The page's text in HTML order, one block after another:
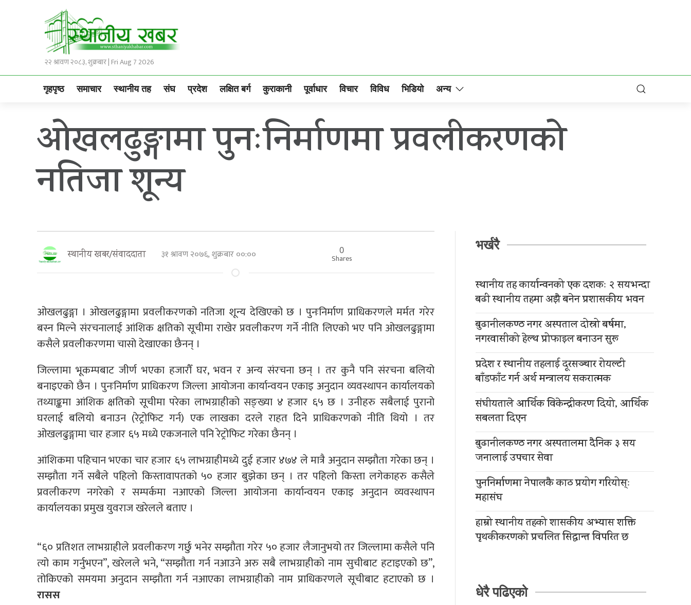
२२ श्रावण २०८३, शुक्रबार | Fri Aug 7 2026
गृहपृष्ठ समाचार स्थानीय तह संघ प्रदेश लक्षित बर्ग कुराकानी पूर्वाधार विचार विविध भिडियो अन्य
ओखलढुङ्गामा पुनःनिर्माणमा प्रवलीकरणको
नतिजा शून्य
स्थानीय खबर/संवाददाता ३१ श्रावण २०७६, शुक्रबार ००:०० 0
Shares
ओखलढुङ्गा । ओखलढुङ्गामा प्रवलीकरणको नतिजा शून्य देखिएको छ । पुनःनिर्माण प्राधिकरणले मर्मत गरेर
बस्न मिल्ने संरचनालाई आंशिक क्षतिको सूचीमा राखेर प्रवलीकरण गर्ने नीति लिएको भए पनि ओखलढुङ्गामा
कसैले प्रवलीकरणमा चासो देखाएका छैनन् ।
जिल्लामा भूकम्पबाट जीर्ण भएका हजारौँ घर, भवन र अन्य संरचना छन् । तर कुनै पनि संरचना बलियो
बनाइएको छैन । पुनःनिर्माण प्राधिकरण जिल्ला आयोजना कार्यान्वयन एकाइ अनुदान व्यवस्थापन कार्यालयको
तथ्याङ्कमा आंशिक क्षतिको सूचीमा परेका लाभग्राहीको सङ्ख्या ४ हजार ६५ छ । उनीहरु सबैलाई पुरानो
घरलाई बलियो बनाउन (रेट्रोफिट गर्न) एक लाखका दरले राहत दिने प्राधिकरणको नीति थियो । तर
ओखलढुङ्गामा चार हजार ६५ मध्ये एकजनाले पनि रेट्रोफिट गरेका छैनन् ।
आंशिकमा पहिचान भएका चार हजार ६५ लाभग्राहीमध्ये दुई हजार ४७४ ले मात्रै अनुदान सम्झौता गरेका छन् ।
सम्झौता गर्ने सबैले पहिलो किस्तावापतको ५० हजार बुझेका छन् । तर पहिलो किस्ता लगेकाहरु कसैले
प्रवलीकरण नगरेको र सम्पर्कमा नआएको जिल्ला आयोजना कार्यान्वयन एकाइ अनुदान व्यवस्थापन
कार्यालयका प्रमुख युवराज खरेलले बताए ।
“६० प्रतिशत लाभग्राहीले प्रवलीकरण गर्छु भनेर सम्झौता गरेर ५० हजार लैजानुभयो तर जिल्लामा कसैले पनि
त्यो काम गर्नुभएन”, खरेलले भने, “सम्झौता गर्न नआउने अरु सबै लाभग्राहीको नाम सुचीबाट हटाइएको छ”,
तोकिएको समयमा अनुदान सम्झौता गर्न नआएका लाभग्राहीको नाम प्राधिकरणले सूचीबाट हटाएको छ ।
रासस
भर्खरै
स्थानीय तह कार्यान्वनको एक दशकः २ सयभन्दा
बढी स्थानीय तहमा अझै बनेन प्रशासकीय भवन
बुढानीलकण्ठ नगर अस्पताल दोस्रो बर्षमा,
नगरवासीको हेल्थ प्रोफाइल बनाउन सुरू
प्रदेश र स्थानीय तहलाई दूरसञ्चार रोयल्टी
बाँडफाँट गर्न अर्थ मन्त्रालय सकरात्मक
संघीयताले आर्थिक विकेन्द्रीकरण दियो, आर्थिक
सबलता दिएन
बुढानीलकण्ठ नगर अस्पतालमा दैनिक ३ सय
जनालाई उपचार सेवा
पुननिर्माणमा नेपालकै काठ प्रयोग गरियोस्ः
महासंघ
हाम्रो स्थानीय तहको शासकीय अभ्यास शक्ति
पृथकीकरणको प्रचलित सिद्धान्त विपरित छ
धेरै पढिएको